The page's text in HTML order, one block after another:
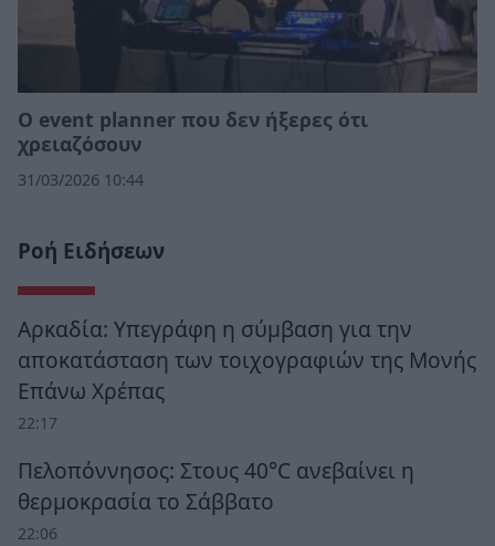
Ο event planner που δεν ήξερες ότι
χρειαζόσουν
31/03/2026 10:44
Ροή Ειδήσεων
Αρκαδία: Υπεγράφη η σύμβαση για την
αποκατάσταση των τοιχογραφιών της Μονής
Επάνω Χρέπας
22:17
Πελοπόννησος: Στους 40°C ανεβαίνει η
θερμοκρασία το Σάββατο
22:06